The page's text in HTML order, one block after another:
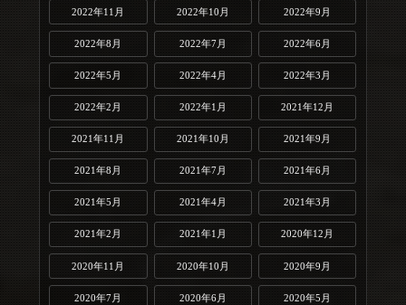
2022年11月 2022年10月 2022年9月
2022年8月 2022年7月 2022年6月
2022年5月 2022年4月 2022年3月
2022年2月 2022年1月 2021年12月
2021年11月 2021年10月 2021年9月
2021年8月 2021年7月 2021年6月
2021年5月 2021年4月 2021年3月
2021年2月 2021年1月 2020年12月
2020年11月 2020年10月 2020年9月
2020年7月 2020年6月 2020年5月